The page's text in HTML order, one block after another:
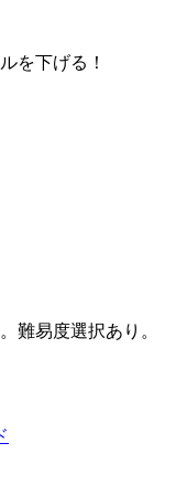
を下げる！
難易度選択あり。